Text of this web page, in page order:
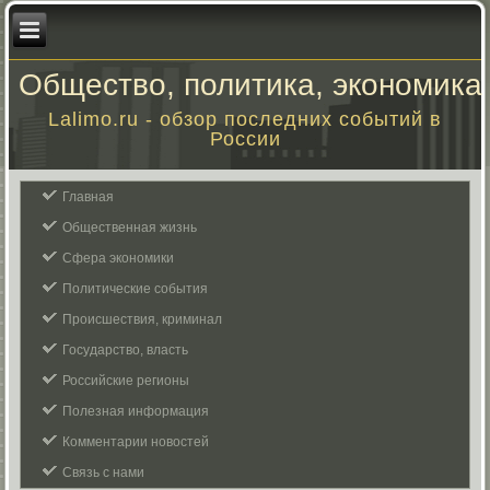
Общество, политика, экономика
Lalimo.ru - обзор последних событий в
России
Главная
Общественная жизнь
Сфера экономики
Политические события
Происшествия, криминал
Государство, власть
Российские регионы
Полезная информация
Комментарии новостей
Связь с нами